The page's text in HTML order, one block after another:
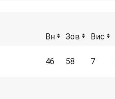
Вн Зов Вис
46 58 7